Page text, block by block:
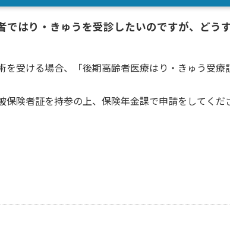
ではり・きゅうを受診したいのですが、どう
受ける場合、「後期高齢者医療はり・きゅう受
保険者証を持参の上、保険年金課で申請をしてくだ